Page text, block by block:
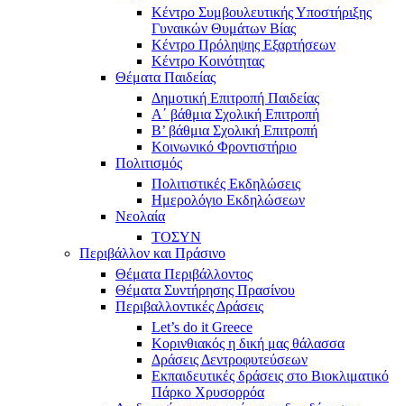
Κέντρο Συμβουλευτικής Υποστήριξης
Γυναικών Θυμάτων Βίας
Κέντρο Πρόληψης Εξαρτήσεων
Κέντρο Κοινότητας
Θέματα Παιδείας
Δημοτική Επιτροπή Παιδείας
Α΄ βάθμια Σχολική Επιτροπή
B’ βάθμια Σχολική Επιτροπή
Κοινωνικό Φροντιστήριο
Πολιτισμός
Πολιτιστικές Εκδηλώσεις
Ημερολόγιο Εκδηλώσεων
Νεολαία
ΤΟΣΥΝ
Περιβάλλον και Πράσινο
Θέματα Περιβάλλοντος
Θέματα Συντήρησης Πρασίνου
Περιβαλλοντικές Δράσεις
Let’s do it Greece
Kορινθιακός η δική μας θάλασσα
Δράσεις Δεντροφυτεύσεων
Εκπαιδευτικές δράσεις στο Βιοκλιματικό
Πάρκο Χρυσορρόα